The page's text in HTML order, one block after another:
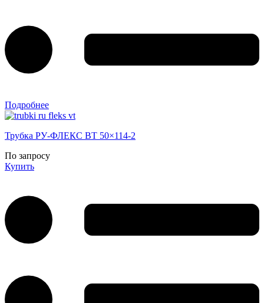
Подробнее
Трубка РУ-ФЛЕКС ВТ 50×114-2
По запросу
Купить